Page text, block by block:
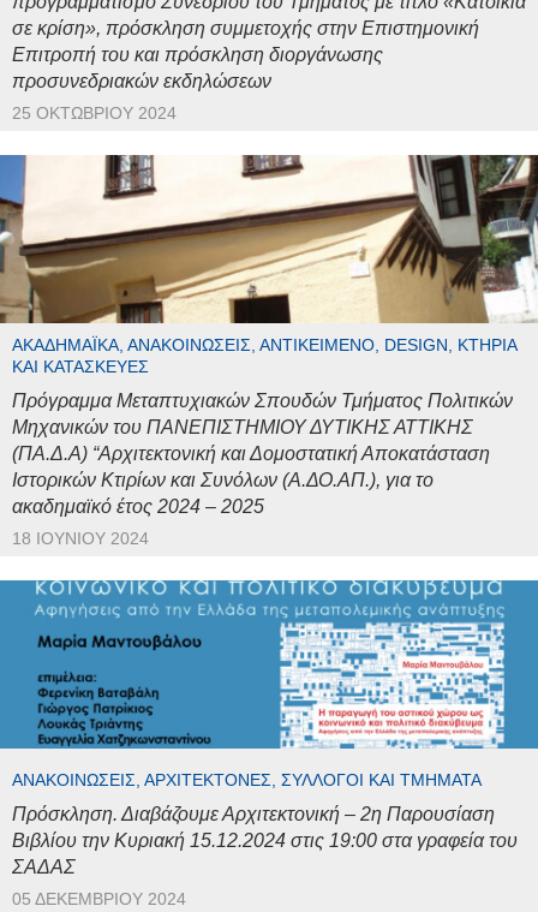
σε κρίση», πρόσκληση συμμετοχής στην Επιστημονική
Επιτροπή του και πρόσκληση διοργάνωσης
προσυνεδριακών εκδηλώσεων
25 ΟΚΤΩΒΡΊΟΥ 2024
ΑΚΑΔΗΜΑΪΚΆ, ΑΝΑΚΟΙΝΏΣΕΙΣ, ΑΝΤΙΚΕΊΜΕΝΟ, DESIGN, ΚΤΉΡΙΑ
ΚΑΙ ΚΑΤΑΣΚΕΥΈΣ
Πρόγραμμα Μεταπτυχιακών Σπουδών Τμήματος Πολιτικών
Μηχανικών του ΠΑΝΕΠΙΣΤΗΜΙΟΥ ΔΥΤΙΚΗΣ ΑΤΤΙΚΗΣ
(ΠΑ.Δ.Α) “Αρχιτεκτονική και Δομοστατική Αποκατάσταση
Ιστορικών Κτιρίων και Συνόλων (Α.ΔΟ.ΑΠ.), για το
ακαδημαϊκό έτος 2024 – 2025
18 ΙΟΥΝΊΟΥ 2024
ΑΝΑΚΟΙΝΏΣΕΙΣ, ΑΡΧΙΤΈΚΤΟΝΕΣ, ΣΎΛΛΟΓΟΙ ΚΑΙ ΤΜΉΜΑΤΑ
Πρόσκληση. Διαβάζουμε Αρχιτεκτονική – 2η Παρουσίαση
Βιβλίου την Κυριακή 15.12.2024 στις 19:00 στα γραφεία του
ΣΑΔΑΣ
05 ΔΕΚΕΜΒΡΊΟΥ 2024